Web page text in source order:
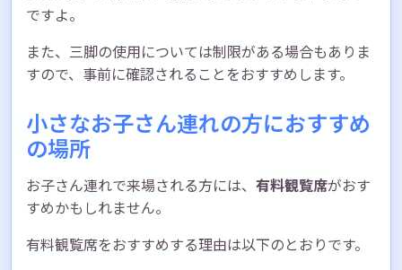
ですよ。
また、三脚の使用については制限がある場合もありま
すので、事前に確認されることをおすすめします。
小さなお子さん連れの方におすすめ
の場所
お子さん連れで来場される方には、 有料観覧席がおす
すめかもしれません。
有料観覧席をおすすめする理由は以下のとおりです。